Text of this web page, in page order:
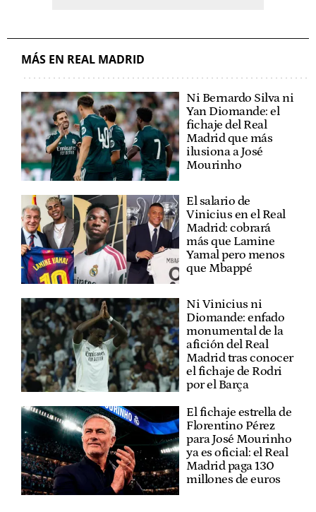
MÁS EN REAL MADRID
Ni Bernardo Silva ni
Yan Diomande: el
fichaje del Real
Madrid que más
ilusiona a José
Mourinho
El salario de
Vinicius en el Real
Madrid: cobrará
más que Lamine
Yamal pero menos
que Mbappé
Ni Vinicius ni
Diomande: enfado
monumental de la
afición del Real
Madrid tras conocer
el fichaje de Rodri
por el Barça
El fichaje estrella de
Florentino Pérez
para José Mourinho
ya es oficial: el Real
Madrid paga 130
millones de euros